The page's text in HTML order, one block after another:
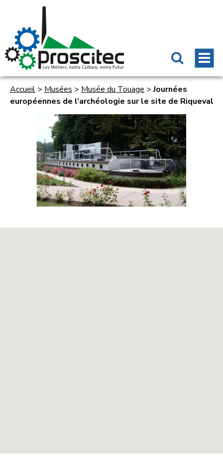
Accueil > Musées > Musée du Touage >Journées
européennes de l’archéologie sur le site de Riqueval